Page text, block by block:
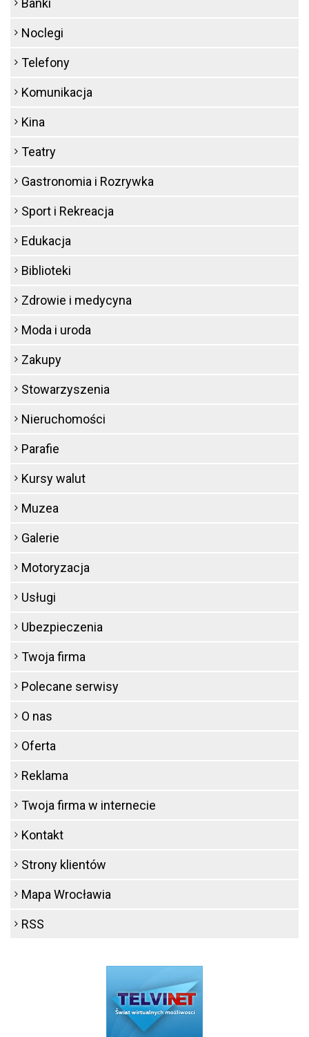
Noclegi
Telefony
Komunikacja
Kina
Teatry
Gastronomia i Rozrywka
Sport i Rekreacja
Edukacja
Biblioteki
Zdrowie i medycyna
Moda i uroda
Zakupy
Stowarzyszenia
Nieruchomości
Parafie
Kursy walut
Muzea
Galerie
Motoryzacja
Usługi
Ubezpieczenia
Twoja firma
Polecane serwisy
O nas
Oferta
Reklama
Twoja firma w internecie
Kontakt
Strony klientów
Mapa Wrocławia
RSS